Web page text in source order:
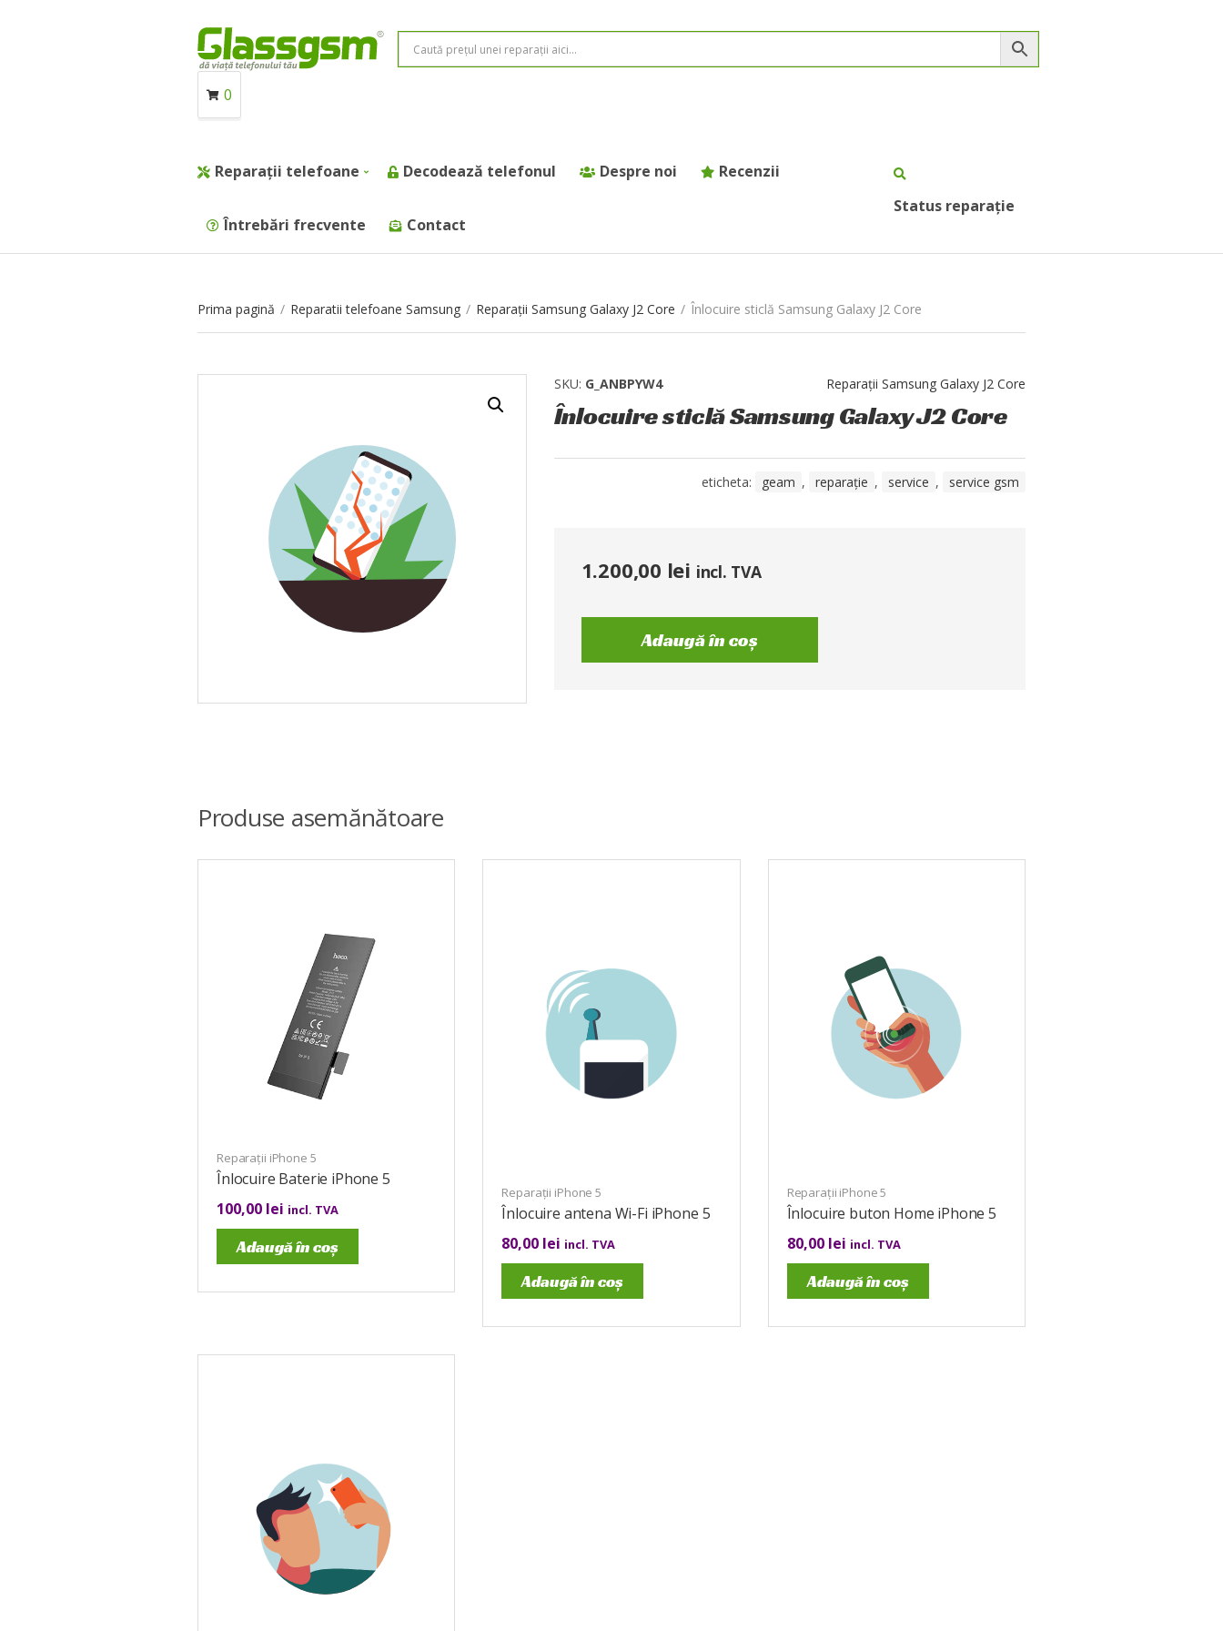
0
Reparații telefoane Decodează telefonul Despre noi Recenzii
Întrebări frecvente Contact
Status reparație
Prima pagină / Reparatii telefoane Samsung / Reparații Samsung Galaxy J2 Core / Înlocuire sticlă Samsung Galaxy J2 Core
SKU: G_ANBPYW4 Reparații Samsung Galaxy J2 Core
Înlocuire sticlă Samsung Galaxy J2 Core
eticheta: geam , reparație , service , service gsm
1.200,00 lei incl. TVA
Adaugă în coș
Produse asemănătoare
Reparații iPhone 5
Înlocuire Baterie iPhone 5
100,00 lei incl. TVA
Adaugă în coș
Reparații iPhone 5
Înlocuire antena Wi-Fi iPhone 5
80,00 lei incl. TVA
Adaugă în coș
Reparații iPhone 5
Înlocuire buton Home iPhone 5
80,00 lei incl. TVA
Adaugă în coș